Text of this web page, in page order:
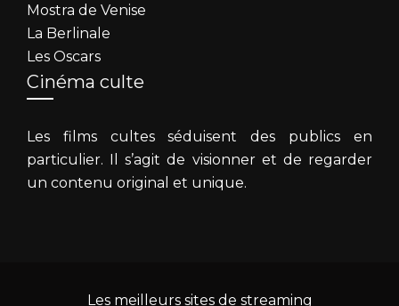
Mostra de Venise
La Berlinale
Les Oscars
Cinéma culte
Les films cultes séduisent des publics en
particulier. Il s’agit de visionner et de regarder
un contenu original et unique.
Les meilleurs sites de streaming